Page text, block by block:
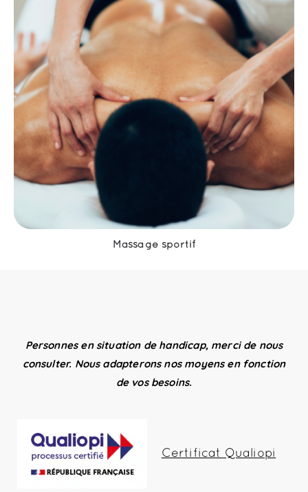
Massage sportif
Personnes en situation de handicap, merci de nous
consulter. Nous adapterons nos moyens en fonction
de vos besoins.
Certificat Qualiopi